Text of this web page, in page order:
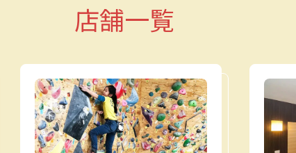
店舗一覧